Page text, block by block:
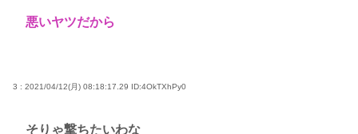
悪いヤツだから
3 : 2021/04/12(月) 08:18:17.29 ID:4OkTXhPy0
そりゃ撃ちたいわな